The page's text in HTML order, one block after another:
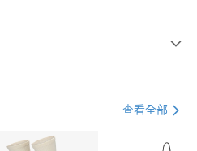
查看全部